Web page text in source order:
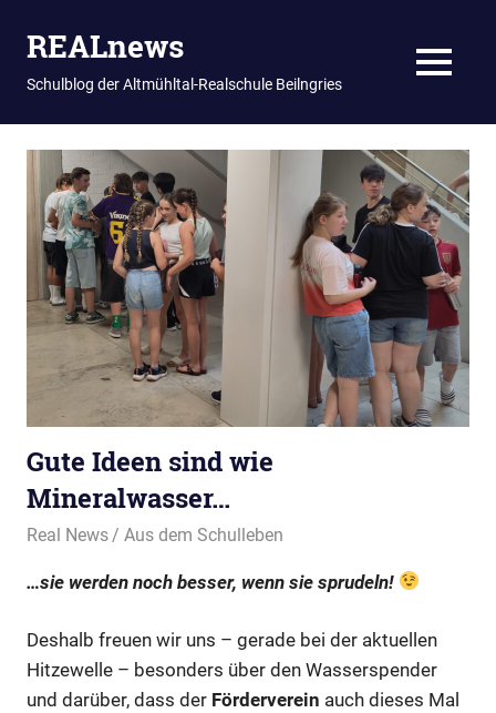
springen
REALnews
Schulblog der Altmühltal-Realschule Beilngries MENU
Gute Ideen sind wie
Mineralwasser…
26. Juni 2026
Real News Aus dem Schulleben
…sie werden noch besser, wenn sie sprudeln!
Deshalb freuen wir uns – gerade bei der aktuellen
Hitzewelle – besonders über den Wasserspender
und darüber, dass der Förderverein auch dieses Mal